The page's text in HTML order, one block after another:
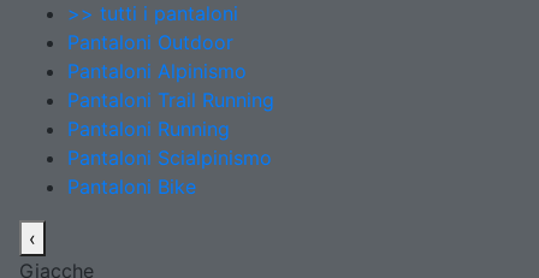
>> tutti i pantaloni
Pantaloni Outdoor
Pantaloni Alpinismo
Pantaloni Trail Running
Pantaloni Running
Pantaloni Scialpinismo
Pantaloni Bike
‹
Giacche